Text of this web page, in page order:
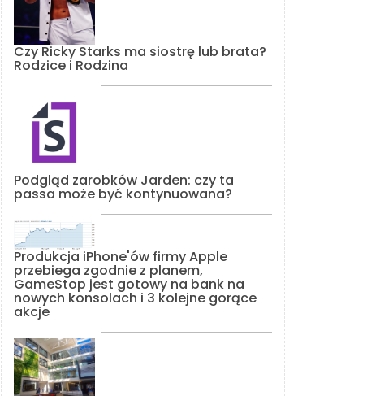
Czy Ricky Starks ma siostrę lub brata?
Rodzice i Rodzina
Podgląd zarobków Jarden: czy ta
passa może być kontynuowana?
Produkcja iPhone'ów firmy Apple
przebiega zgodnie z planem,
GameStop jest gotowy na bank na
nowych konsolach i 3 kolejne gorące
akcje